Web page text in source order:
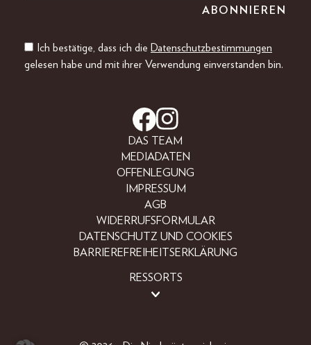
Ich bestätige, dass ich die Datenschutzbestimmungen
gelesen habe und mit ihrer Verwendung einverstanden bin.
DAS TEAM
MEDIADATEN
OFFENLEGUNG
IMPRESSUM
AGB
WIDERRUFSFORMULAR
DATENSCHUTZ UND COOKIES
BARRIEREFREIHEITSERKLÄRUNG
RESSORTS